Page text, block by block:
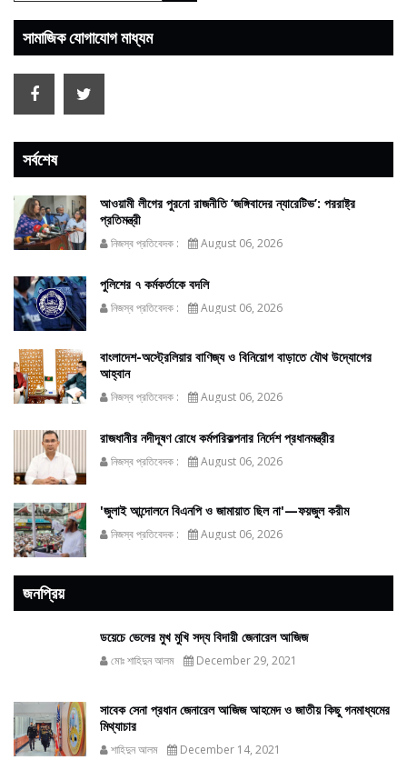
সামাজিক যোগাযোগ মাধ্যম
সর্বশেষ
আওয়ামী লীগের পুরনো রাজনীতি ‘জঙ্গিবাদের ন্যারেটিভ’: পররাষ্ট্র
প্রতিমন্ত্রী
নিজস্ব প্রতিবেদক : August 06, 2026
পুলিশের ৭ কর্মকর্তাকে বদলি
নিজস্ব প্রতিবেদক : August 06, 2026
বাংলাদেশ-অস্ট্রেলিয়ার বাণিজ্য ও বিনিয়োগ বাড়াতে যৌথ উদ্যোগের
আহ্বান
নিজস্ব প্রতিবেদক : August 06, 2026
রাজধানীর নদীদূষণ রোধে কর্মপরিকল্পনার নির্দেশ প্রধানমন্ত্রীর
নিজস্ব প্রতিবেদক : August 06, 2026
'জুলাই আন্দোলনে বিএনপি ও জামায়াত ছিল না'—ফয়জুল করীম
নিজস্ব প্রতিবেদক : August 06, 2026
জনপ্রিয়
ডয়েচে ভেলের মুখ মুখি সদ্য বিদায়ী জেনারেল আজিজ
মোঃ শাহিদুন আলম December 29, 2021
সাবেক সেনা প্রধান জেনারেল আজিজ আহমেদ ও জাতীয় কিছু গনমাধ্যমের
মিথ্যাচার
শাহিদুন আলম December 14, 2021